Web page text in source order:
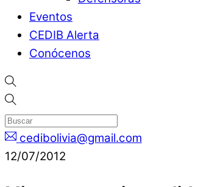
Eventos
CEDIB Alerta
Conócenos
cedibolivia@gmail.com
12/07/2012